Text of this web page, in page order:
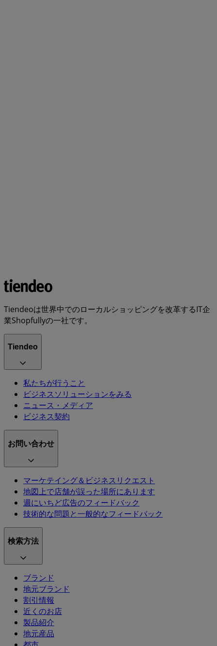
Tiendeoは世界中でのローカルショッピングを改革するIT企
業Shopfullyの一社です。
Tiendeo
私たちが行うこと
ビジネスソリューションをみる
ニュース・メディア
ビジネス契約
お問い合わせ
マーケテイング＆ビジネスリクエスト
地図上で店舗が誤った場所にあります
週にいちど広告のフィードバック
技術的な問題と一般的なフィードバック
検索方法
ブランド
地元ブランド
割引情報
近くのお店
製品紹介
地元産品